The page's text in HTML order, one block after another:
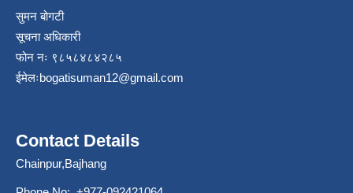
सुमन बोगटी
सूचना अधिकारी
फोन नः ९८५८४८४२८५
ईमेलःbogatisuman12@gmail.com
Contact Details
Chainpur,Bajhang